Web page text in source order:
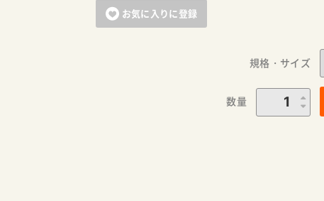
お気に入りに登録
規格・サイズ
数量